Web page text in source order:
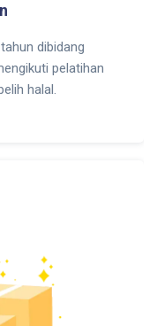
dibidang
pelatihan
halal.